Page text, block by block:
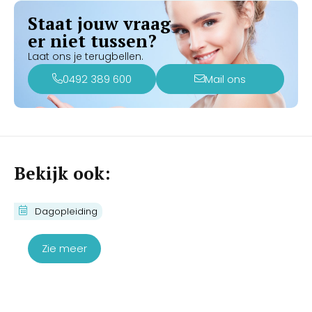
Staat jouw vraag
er niet tussen?
Laat ons je terugbellen.
0492 389 600 Mail ons
Bekijk ook:
Dagopleiding
Cursus Brow Mapping
€190,00
Zie meer